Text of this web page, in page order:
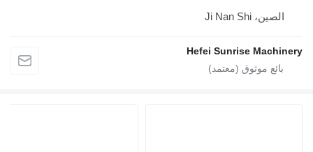
الصين، Ji Nan Shi
Hefei Sunrise Machinery